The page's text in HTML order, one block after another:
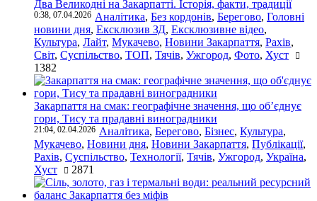
Два Великодні на Закарпатті. Історія, факти, традиції
0:38, 07.04.2026 Аналітика, Без кордонів, Берегово, Головні
новини дня, Ексклюзив ЗД, Ексклюзивне відео,
Культура, Лайт, Мукачево, Новини Закарпаття, Рахів,
Світ, Суспільство, ТОП, Тячів, Ужгород, Фото, Хуст
1382
Закарпаття на смак: географічне значення, що об’єднує
гори, Тису та прадавні виноградники
21:04, 02.04.2026 Аналітика, Берегово, Бізнес, Культура,
Мукачево, Новини дня, Новини Закарпаття, Публікації,
Рахів, Суспільство, Технології, Тячів, Ужгород, Україна,
Хуст
2871